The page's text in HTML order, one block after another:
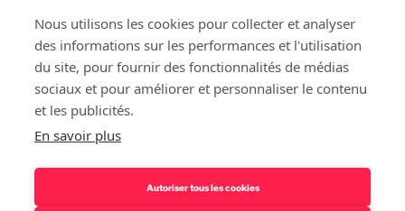
Rechercher
Nous utilisons les cookies pour collecter et analyser
des informations sur les performances et l'utilisation
du site, pour fournir des fonctionnalités de médias
sociaux et pour améliorer et personnaliser le contenu
et les publicités.
En savoir plus
Autoriser tous les cookies